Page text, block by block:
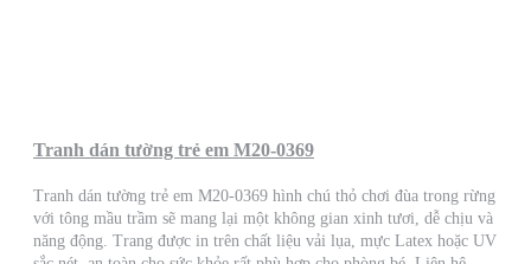
Tranh dán tường trẻ em M20-0369
Tranh dán tường trẻ em M20-0369 hình chú thỏ chơi đùa trong rừng
với tông mầu trầm sẽ mang lại một không gian xinh tươi, dễ chịu và
năng động. Trang được in trên chất liệu vải lụa, mực Latex hoặc UV